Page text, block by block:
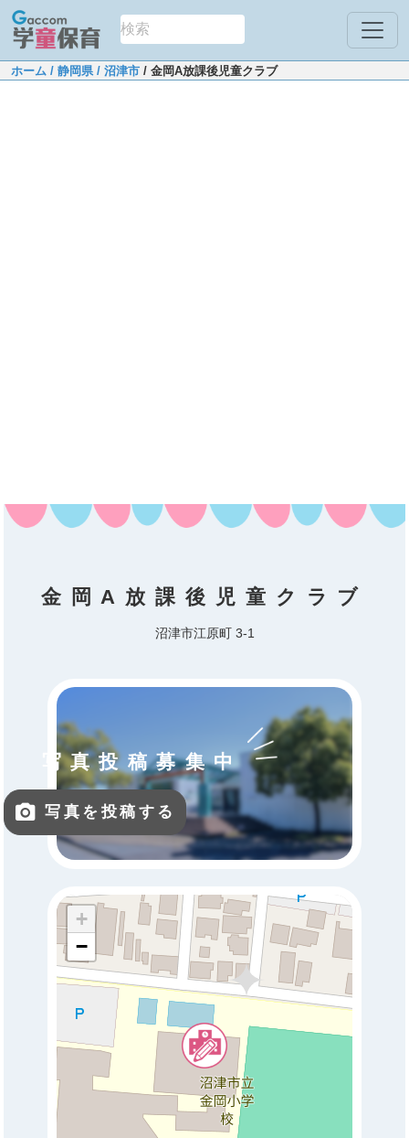
ホーム / 静岡県/ 沼津市 / 金岡A放課後児童クラブ
金岡A放課後児童クラブ
沼津市江原町 3-1
写真投稿募集中
写真を投稿する
+
−